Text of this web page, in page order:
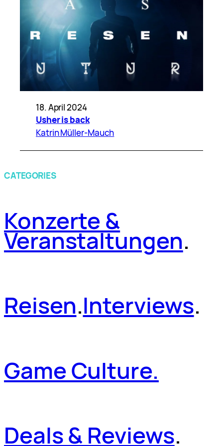
18. April 2024
Usher is back
Katrin Müller-Mauch
CATEGORIES
Konzerte &
Veranstaltungen.
Reisen.Interviews.
Game Culture.
Deals & Reviews.